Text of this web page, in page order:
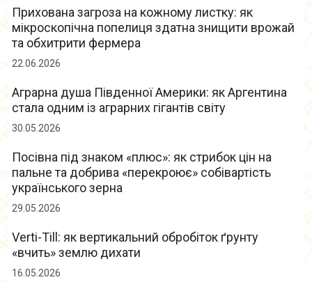
Прихована загроза на кожному листку: як
мікроскопічна попелиця здатна знищити врожай
та обхитрити фермера
22.06.2026
Аграрна душа Південної Америки: як Аргентина
стала одним із аграрних гігантів світу
30.05.2026
Посівна під знаком «плюс»: як стрибок цін на
пальне та добрива «перекроює» собівартість
українського зерна
29.05.2026
Verti-Till: як вертикальний обробіток ґрунту
«вчить» землю дихати
16.05.2026